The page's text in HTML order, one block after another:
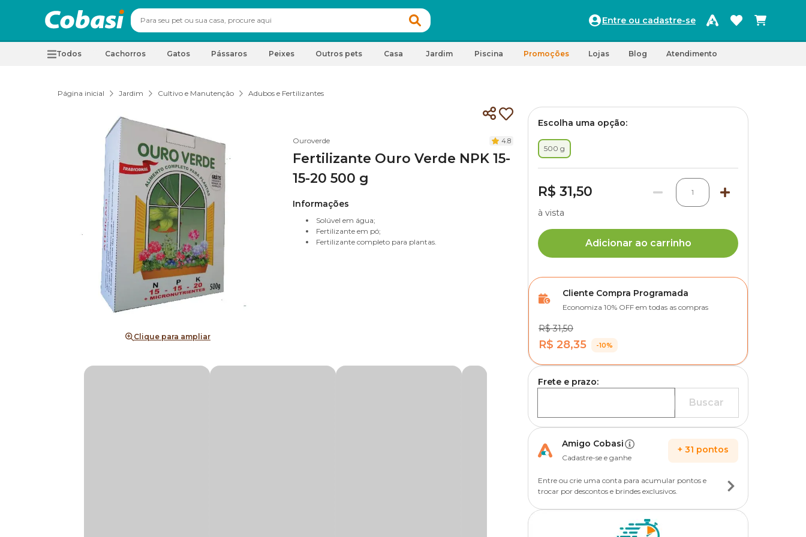
Entre ou cadastre-se
Todos Cachorros Gatos Pássaros Peixes Outros pets Casa Jardim Piscina Promoções Lojas Blog Atendimento
Página inicial Jardim Cultivo e Manutenção Adubos e Fertilizantes
Clique para ampliar
Ouroverde 4.8
Fertilizante Ouro Verde NPK 15-
15-20 500 g
Informações
Solúvel em água;
Fertilizante em pó;
Fertilizante completo para plantas.
Escolha uma opção:
500 g
R$ 31,50 1
à vista
Adicionar ao carrinho
Cliente Compra Programada
Economiza 10% OFF em todas as compras
R$ 31,50
R$ 28,35 -10%
Frete e prazo:
Buscar
Amigo Cobasi
Cadastre-se e ganhe
+ 31 pontos
Entre ou crie uma conta para acumular pontos e
trocar por descontos e brindes exclusivos.